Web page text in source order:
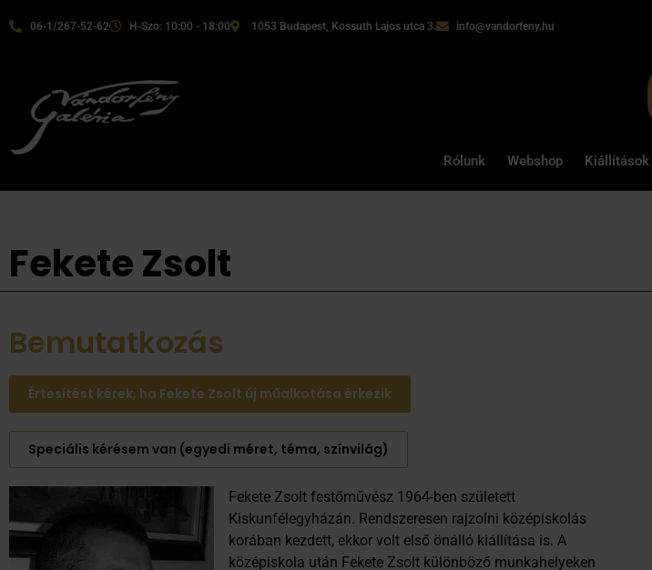
06-1/267-52-62 H-Szo: 10:00 - 18:00 1053 Budapest, Kossuth Lajos utca 3. info@vandorfeny.hu
Rólunk Webshop Kiállítások
Fekete Zsolt
Bemutatkozás
Értesítést kérek, ha Fekete Zsolt új műalkotása érkezik
Speciális kérésem van (egyedi méret, téma, színvilág)
Fekete Zsolt festőművész 1964-ben született
Kiskunfélegyházán. Rendszeresen rajzolni középiskolás
korában kezdett, ekkor volt első önálló kiállítása is. A
középiskola után Fekete Zsolt különböző munkahelyeken